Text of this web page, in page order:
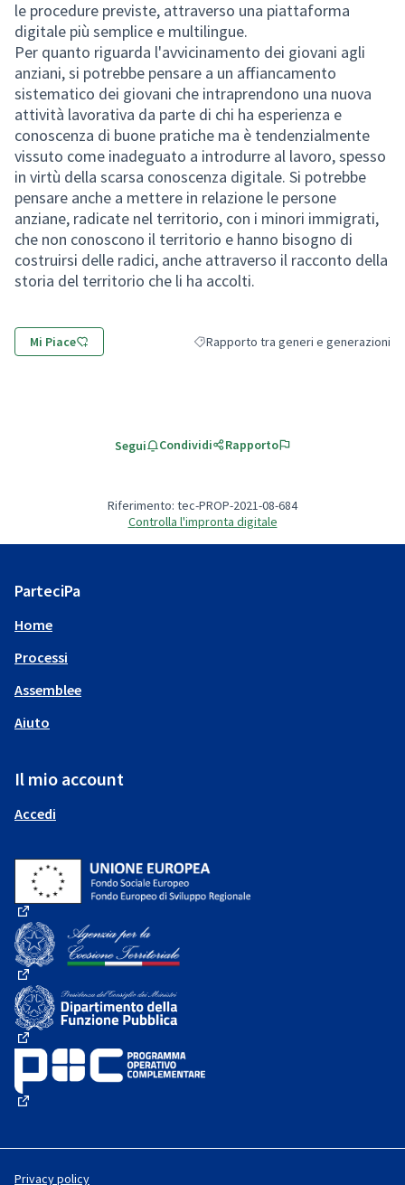
le procedure previste, attraverso una piattaforma
digitale più semplice e multilingue.
Per quanto riguarda l'avvicinamento dei giovani agli
anziani, si potrebbe pensare a un affiancamento
sistematico dei giovani che intraprendono una nuova
attività lavorativa da parte di chi ha esperienza e
conoscenza di buone pratiche ma è tendenzialmente
vissuto come inadeguato a introdurre al lavoro, spesso
in virtù della scarsa conoscenza digitale. Si potrebbe
pensare anche a mettere in relazione le persone
anziane, radicate nel territorio, con i minori immigrati,
che non conoscono il territorio e hanno bisogno di
costruirsi delle radici, anche attraverso il racconto della
storia del territorio che li ha accolti.
Mi Piace Filtra i risultati per categoria:
Rapporto tra generi e generazioni
Segui Condividi Rapporto
Riferimento: tec-PROP-2021-08-684
Controlla l'impronta digitale
ParteciPa
Home
Processi
Assemblee
Aiuto
Il mio account
Accedi
(Collegamento esterno)
(Collegamento esterno)
(Collegamento esterno)
Privacy policy